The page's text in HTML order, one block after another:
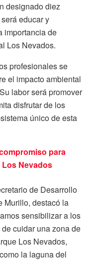
designado diez
educar y
importancia de
Los Nevados.
profesionales se
el impacto ambiental
labor será promover
disfrutar de los
único de esta
para
Nevados
de Desarrollo
Murillo, destacó la
sensibilizar a los
cuidar una zona de
Los Nevados,
la laguna del